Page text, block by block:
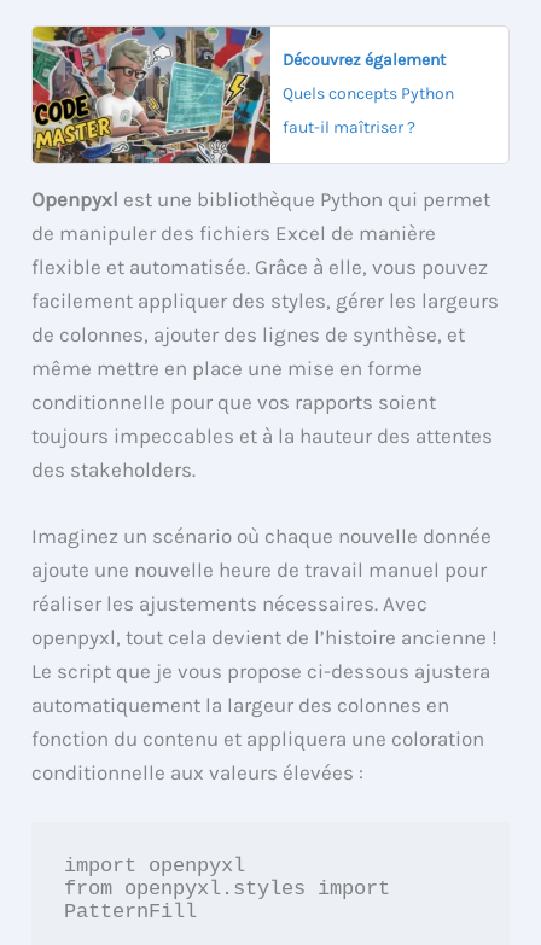
Découvrez également
Quels concepts Python
faut-il maîtriser ?
Openpyxl est une bibliothèque Python qui permet
de manipuler des fichiers Excel de manière
flexible et automatisée. Grâce à elle, vous pouvez
facilement appliquer des styles, gérer les largeurs
de colonnes, ajouter des lignes de synthèse, et
même mettre en place une mise en forme
conditionnelle pour que vos rapports soient
toujours impeccables et à la hauteur des attentes
des stakeholders.
Imaginez un scénario où chaque nouvelle donnée
ajoute une nouvelle heure de travail manuel pour
réaliser les ajustements nécessaires. Avec
openpyxl, tout cela devient de l’histoire ancienne !
Le script que je vous propose ci-dessous ajustera
automatiquement la largeur des colonnes en
fonction du contenu et appliquera une coloration
conditionnelle aux valeurs élevées :
import openpyxl
from openpyxl.styles import
PatternFill